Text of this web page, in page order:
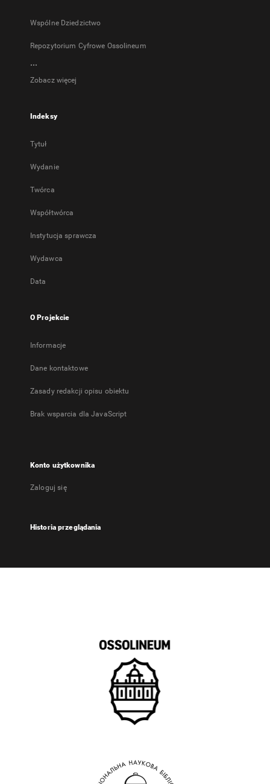
Wspólne Dziedzictwo
Repozytorium Cyfrowe Ossolineum
...
Zobacz więcej
Indeksy
Tytuł
Wydanie
Twórca
Współtwórca
Instytucja sprawcza
Wydawca
Data
O Projekcie
Informacje
Dane kontaktowe
Zasady redakcji opisu obiektu
Brak wsparcia dla JavaScript
Konto użytkownika
Zaloguj się
Historia przeglądania